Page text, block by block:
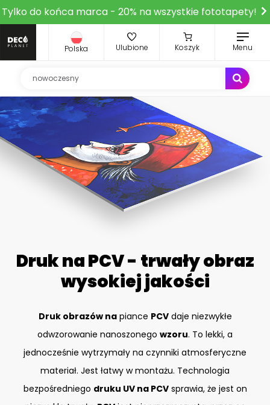
Tylko do końca marca - 20% na wszystkie fototapety!
Polska Ulubione Koszyk Menu
Druk na PCV - trwały obraz
wysokiej jakości
Druk obrazów napiance PCVdaje niezwykłe
odwzorowanie nanoszonego wzoru. To lekki, a
jednocześnie wytrzymały na czynniki atmosferyczne
materiał. Jest łatwy w montażu. Technologia
bezpośredniego druku UV na PCVsprawia, że jest on